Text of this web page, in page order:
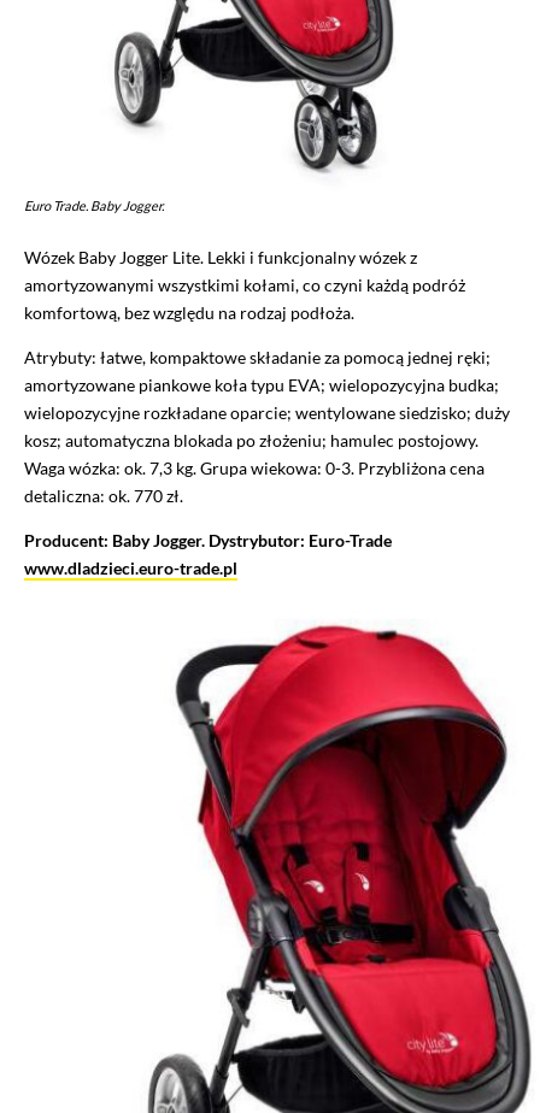
Euro Trade. Baby Jogger.
Wózek Baby Jogger Lite. Lekki i funkcjonalny wózek z
amortyzowanymi wszystkimi kołami, co czyni każdą podróż
komfortową, bez względu na rodzaj podłoża.
Atrybuty: łatwe, kompaktowe składanie za pomocą jednej ręki;
amortyzowane piankowe koła typu EVA; wielopozycyjna budka;
wielopozycyjne rozkładane oparcie; wentylowane siedzisko; duży
kosz; automatyczna blokada po złożeniu; hamulec postojowy.
Waga wózka: ok. 7,3 kg. Grupa wiekowa: 0-3. Przybliżona cena
detaliczna: ok. 770 zł.
Producent: Baby Jogger. Dystrybutor: Euro-Trade
www.dladzieci.euro-trade.pl